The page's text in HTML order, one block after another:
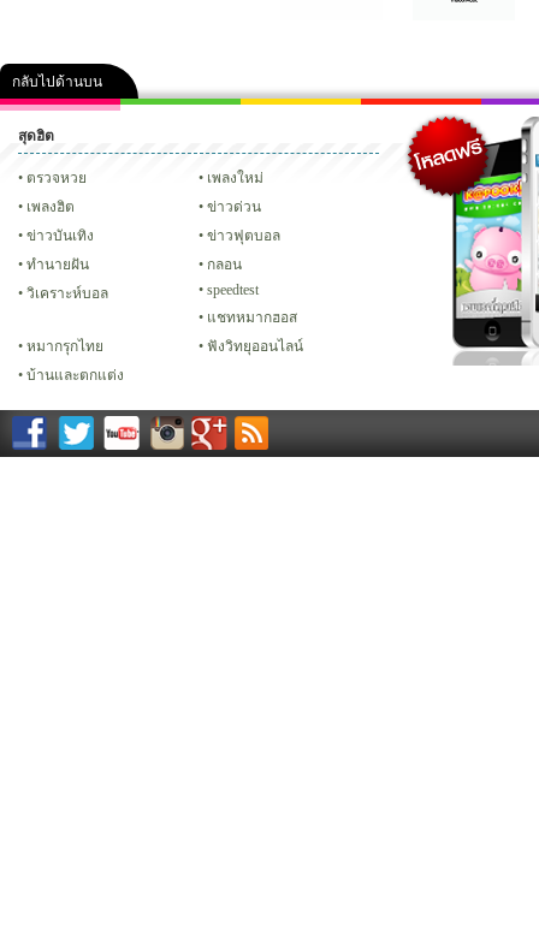
กลับไปด้านบน
คลิป ภาพ ปฏิทิน 2556 เฟซบุ๊ก ทวิ
Glitter
สุดฮิต
ตรวจหวย
เพลงใหม่
เพลงฮิต
ข่าวด่วน
ข่าวบันเทิง
ข่าวฟุตบอล
ทํานายฝัน
กลอน
วิเคราะห์บอล
speedtest
แชทหมากฮอส
หมากรุกไทย
ฟังวิทยุออนไลน์
บ้านและตกแต่ง